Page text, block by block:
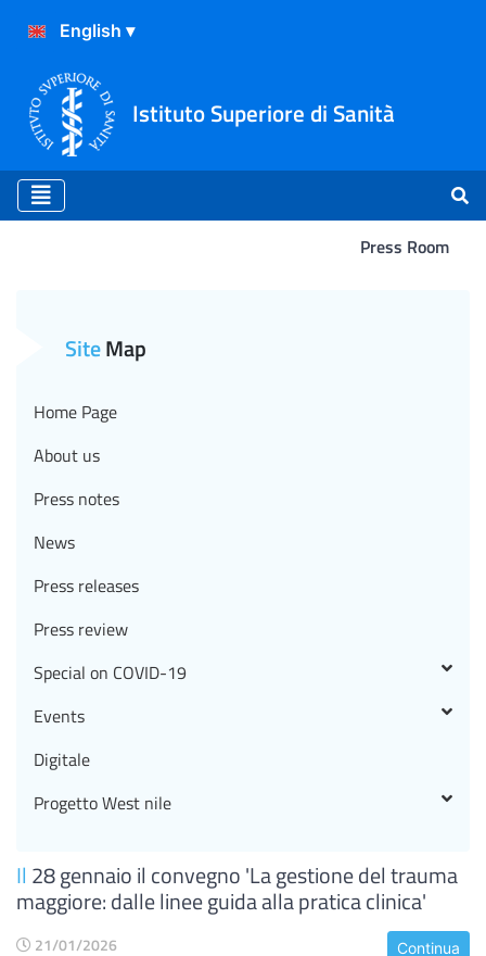
Istituto Superiore di Sanità
Press Room
Il 28 gennaio il convegno 'La gestione del trauma
maggiore: dalle linee guida alla pratica clinica'
21/01/2026 Continua
SiteMap
Home Page
About us
Press notes
News
Press releases
Press review
Special on COVID-19
Events
Digitale
Progetto West nile